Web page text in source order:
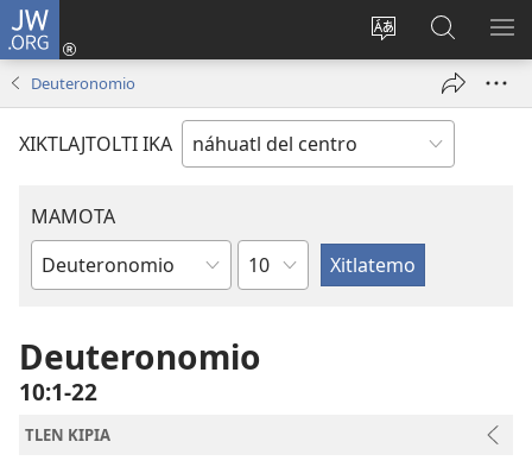
JW.ORG
Xikpatla
tlajtoli sitio
Nikan
tikpeualtis
ventana)
Xitlatemo
JW.ORG
Deuteronomio
XIKTLAJTOLTI IKA
MAMOTA
Amochtli
Capítulo
Deuteronomio
10:1-22
TLEN KIPIA